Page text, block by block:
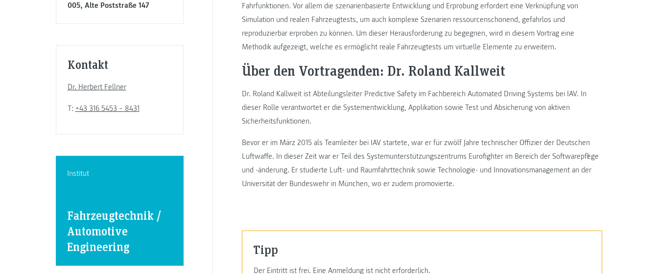
005, Alte Poststraße 147
Kontakt
Dr. Herbert Fellner
T: +43 316 5453 – 8431
Institut
Fahrzeugtechnik /
Automotive
Engineering
Fahrfunktionen. Vor allem die szenarienbasierte Entwicklung und Erprobung erfordert eine Verknüpfung von
Simulation und realen Fahrzeugtests, um auch komplexe Szenarien ressourcenschonend, gefahrlos und
reproduzierbar erproben zu können. Um dieser Herausforderung zu begegnen, wird in diesem Vortrag eine
Methodik aufgezeigt, welche es ermöglicht reale Fahrzeugtests um virtuelle Elemente zu erweitern.
Über den Vortragenden: Dr. Roland Kallweit
Dr. Roland Kallweit ist Abteilungsleiter Predictive Safety im Fachbereich Automated Driving Systems bei IAV. In
dieser Rolle verantwortet er die Systementwicklung, Applikation sowie Test und Absicherung von aktiven
Sicherheitsfunktionen.
Bevor er im März 2015 als Teamleiter bei IAV startete, war er für zwölf Jahre technischer Offizier der Deutschen
Luftwaffe. In dieser Zeit war er Teil des Systemunterstützungszentrums Eurofighter im Bereich der Softwarepflege
und -änderung. Er studierte Luft- und Raumfahrttechnik sowie Technologie- und Innovationsmanagement an der
Universität der Bundeswehr in München, wo er zudem promovierte.
Tipp
Der Eintritt ist frei. Eine Anmeldung ist nicht erforderlich.